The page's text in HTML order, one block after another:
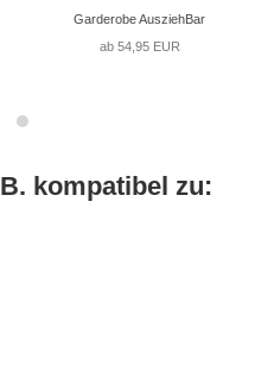
Garderobe AusziehBar
ab 54,95 EUR
kompatibel zu: